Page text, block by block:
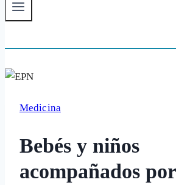
Medicina
Bebés y niños
acompañados